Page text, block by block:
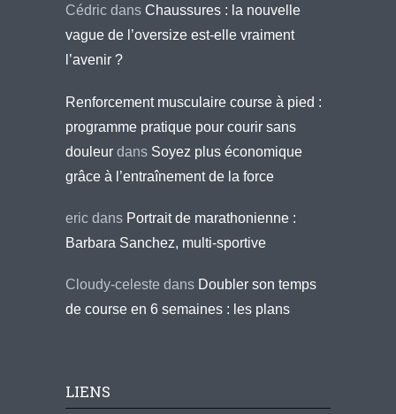
Cédric dans Chaussures : la nouvelle
vague de l’oversize est-elle vraiment
l’avenir ?
Renforcement musculaire course à pied :
programme pratique pour courir sans
douleur dans Soyez plus économique
grâce à l’entraînement de la force
eric dans Portrait de marathonienne :
Barbara Sanchez, multi-sportive
Cloudy-celeste dans Doubler son temps
de course en 6 semaines : les plans
LIENS